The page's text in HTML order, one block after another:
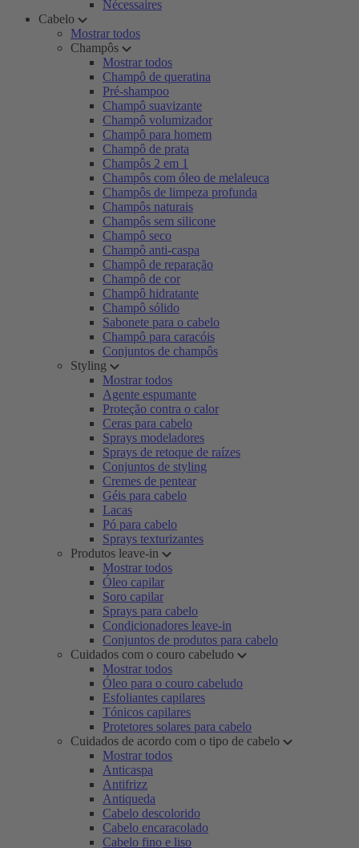
Nécessaires
Cabelo
Mostrar todos
Champôs
Mostrar todos
Champô de queratina
Pré-shampoo
Champô suavizante
Champô volumizador
Champô para homem
Champô de prata
Champôs 2 em 1
Champôs com óleo de melaleuca
Champôs de limpeza profunda
Champôs naturais
Champôs sem silicone
Champô seco
Champô anti-caspa
Champô de reparação
Champô de cor
Champô hidratante
Champô sólido
Sabonete para o cabelo
Champô para caracóis
Conjuntos de champôs
Styling
Mostrar todos
Agente espumante
Proteção contra o calor
Ceras para cabelo
Sprays modeladores
Sprays de retoque de raízes
Conjuntos de styling
Cremes de pentear
Géis para cabelo
Lacas
Pó para cabelo
Sprays texturizantes
Produtos leave-in
Mostrar todos
Óleo capilar
Soro capilar
Sprays para cabelo
Condicionadores leave-in
Conjuntos de produtos para cabelo
Cuidados com o couro cabeludo
Mostrar todos
Óleo para o couro cabeludo
Esfoliantes capilares
Tónicos capilares
Protetores solares para cabelo
Cuidados de acordo com o tipo de cabelo
Mostrar todos
Anticaspa
Antifrizz
Antiqueda
Cabelo descolorido
Cabelo encaracolado
Cabelo fino e liso